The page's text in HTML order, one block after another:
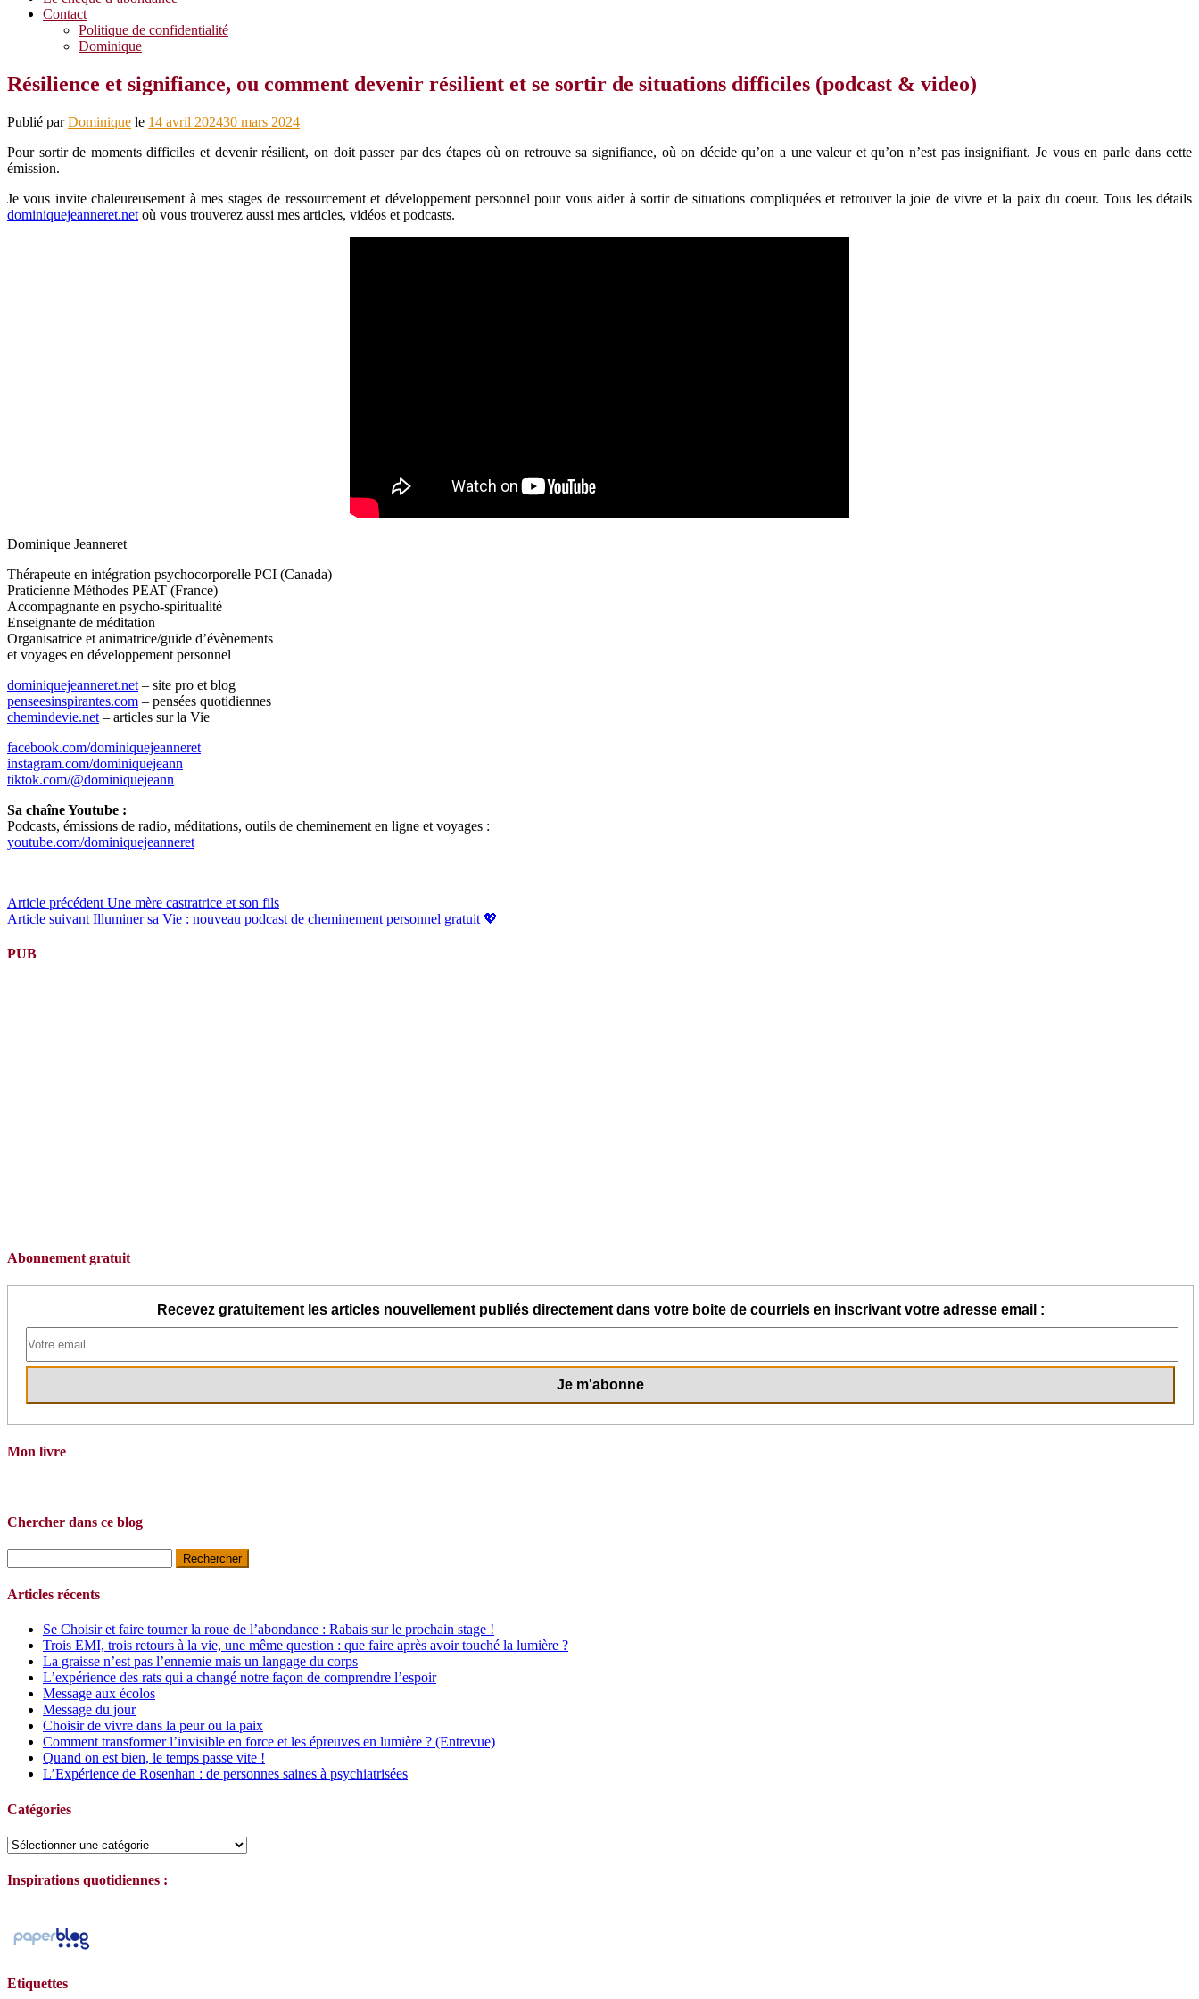
Contact
Politique de confidentialité
Dominique
Résilience et signifiance, ou comment devenir résilient et se sortir de situations difficiles (podcast & video)
Publié parDominique le 14 avril 202430 mars 2024
Pour sortir de moments difficiles et devenir résilient, on doit passer par des étapes où on retrouve sa signifiance, où on décide qu’on a une valeur et qu’on n’est pas insignifiant. Je vous en parle dans cette
émission.
Je vous invite chaleureusement à mes stages de ressourcement et développement personnel pour vous aider à sortir de situations compliquées et retrouver la joie de vivre et la paix du coeur. Tous les détails
dominiquejeanneret.net où vous trouverez aussi mes articles, vidéos et podcasts.
Dominique Jeanneret
Thérapeute en intégration psychocorporelle PCI (Canada)
Praticienne Méthodes PEAT (France)
Accompagnante en psycho-spiritualité
Enseignante de méditation
Organisatrice et animatrice/guide d’évènements
et voyages en développement personnel
dominiquejeanneret.net – site pro et blog
penseesinspirantes.com – pensées quotidiennes
chemindevie.net – articles sur la Vie
facebook.com/dominiquejeanneret
instagram.com/dominiquejeann
tiktok.com/@dominiquejeann
Sa chaîne Youtube :
Podcasts, émissions de radio, méditations, outils de cheminement en ligne et voyages :
youtube.com/dominiquejeanneret
Lire
la
suite
Article précédent Une mère castratrice et son fils
Article suivant Illuminer sa Vie : nouveau podcast de cheminement personnel gratuit 💖
PUB
Abonnement gratuit
Recevez gratuitement les articles nouvellement publiés directement dans votre boite de courriels en inscrivant votre adresse email :
Mon livre
Chercher dans ce blog
Articles récents
Se Choisir et faire tourner la roue de l’abondance : Rabais sur le prochain stage !
Trois EMI, trois retours à la vie, une même question : que faire après avoir touché la lumière ?
La graisse n’est pas l’ennemie mais un langage du corps
L’expérience des rats qui a changé notre façon de comprendre l’espoir
Message aux écolos
Message du jour
Choisir de vivre dans la peur ou la paix
Comment transformer l’invisible en force et les épreuves en lumière ? (Entrevue)
Quand on est bien, le temps passe vite !
L’Expérience de Rosenhan : de personnes saines à psychiatrisées
Catégories
Catégories
Inspirations quotidiennes :
Etiquettes